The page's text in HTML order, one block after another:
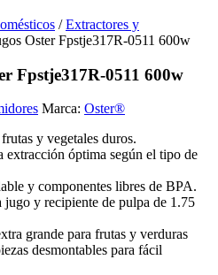
/Extractores y
Oster Fpstje317R-0511 600w
Fpstje317R-0511 600w
Marca: Oster®
y vegetales duros.
extracción óptima según el tipo de
y componentes libres de BPA.
jugo y recipiente de pulpa de 1.75
grande para frutas y verduras
desmontables para fácil